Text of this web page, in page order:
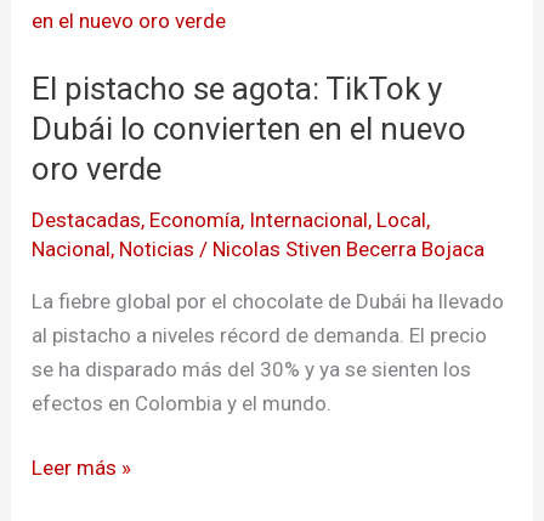
El pistacho se agota: TikTok y
Dubái lo convierten en el nuevo
oro verde
Destacadas, Economía, Internacional, Local,
Nacional, Noticias / Nicolas Stiven Becerra Bojaca
La fiebre global por el chocolate de Dubái ha llevado
al pistacho a niveles récord de demanda. El precio
se ha disparado más del 30% y ya se sienten los
efectos en Colombia y el mundo.
pistacho
agota:
TikTok
lo
convierten
en
el
nuevo
oro
Leer más »